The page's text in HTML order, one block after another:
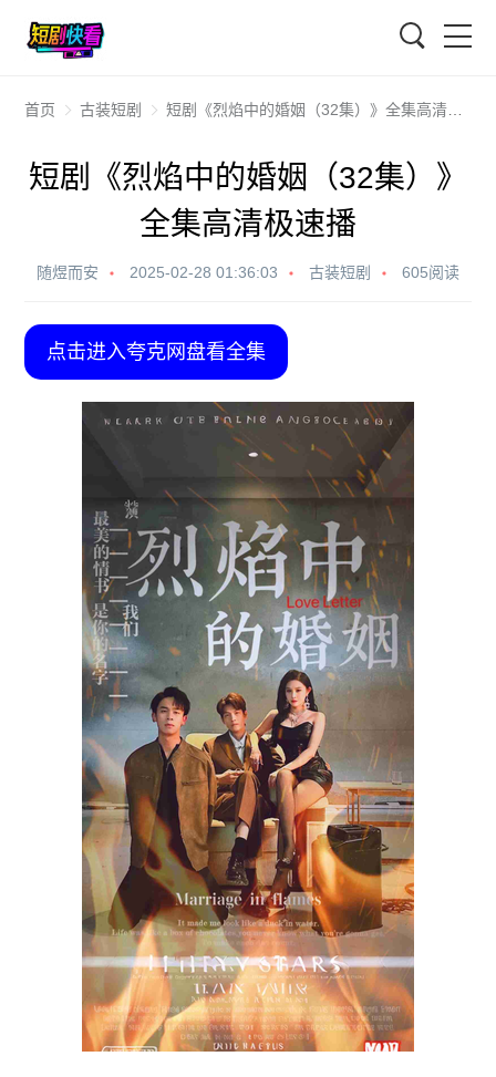
首页 古装短剧 短剧《烈焰中的婚姻（32集）》全集高清极速播
短剧《烈焰中的婚姻（32集）》
全集高清极速播
随煜而安 2025-02-28 01:36:03 古装短剧 605阅读
点击进入夸克网盘看全集